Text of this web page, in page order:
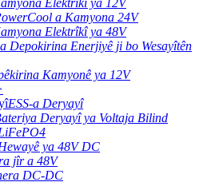
Elektrîkî ya 12V
a Kamyona 24V
Elektrîkî ya 48V
Depokirina Enerjiyê ji bo Wesayîtên
Kamyonê ya 12V
ESS-a Deryayî
Deryayî ya Voltaja Bilind
ya 48V DC
jîr a 48V
DC-DC